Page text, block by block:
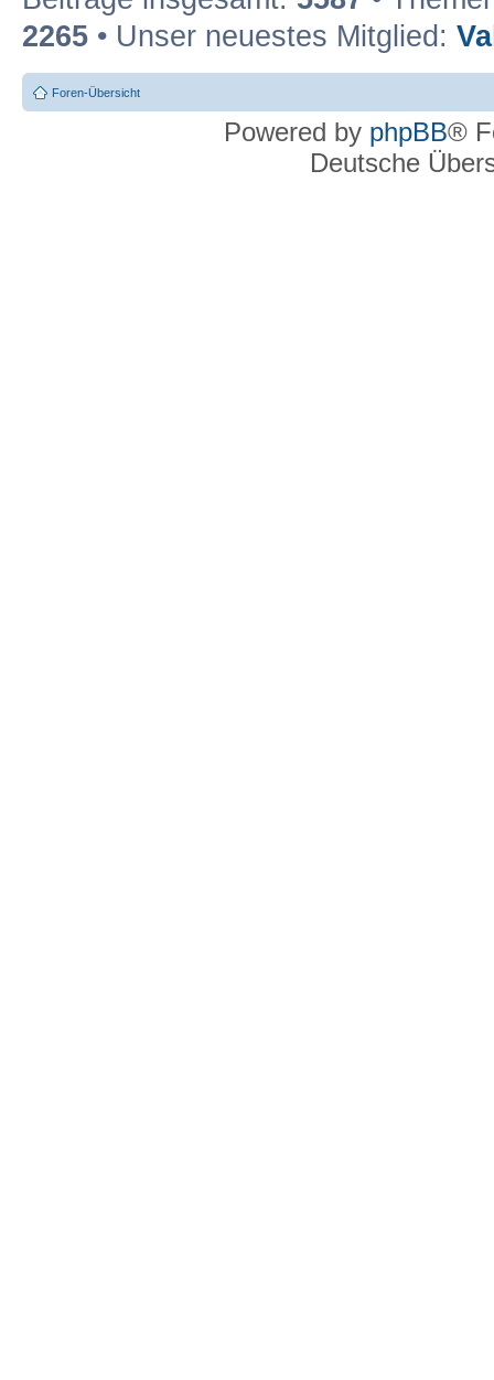
2265 • Unser neuestes Mitglied:
Foren-Übersicht
Powered by phpBB®
Deutsche